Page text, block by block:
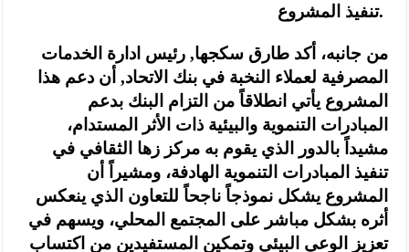
تنفيذ المشروع.
من جانبه، أكد طارق سكجها, رئيس ادارة الخدمات
المصرفية لعملاء النخبة في بنك الاتحاد, أن دعم هذا
المشروع يأتي انطلاقاً من التزام البنك بدعم
المبادرات التنموية والبيئية ذات الأثر المستدام،
مشيداً بالدور الذي يقوم به مركز زها الثقافي في
تنفيذ المبادرات التنموية الهادفة، ومشيراً أن
المشروع يشكل نموذجاً ناجحاً للتعاون الذي ينعكس
أثره بشكل مباشر على المجتمع المحلي، ويسهم في
تعزيز الوعي البيئي وتمكين المستفيدين من اكتساب